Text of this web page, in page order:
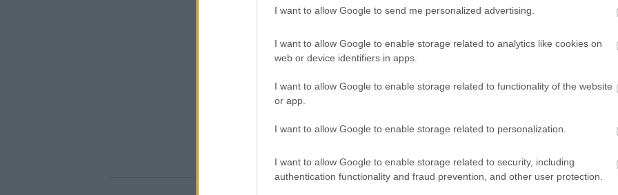
I want to allow Google to send me personalized advertising.
I want to allow Google to enable storage related to analytics like cookies on
web or device identifiers in apps.
I want to allow Google to enable storage related to functionality of the website
or app.
I want to allow Google to enable storage related to personalization.
I want to allow Google to enable storage related to security, including
authentication functionality and fraud prevention, and other user protection.
21:27